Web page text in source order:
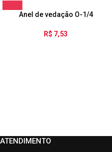
Anel de vedação O-1/4
R$ 7,53
ATENDIMENTO